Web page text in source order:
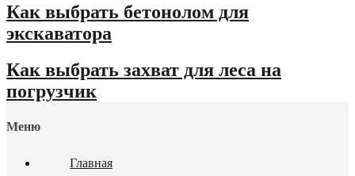
Как выбрать бетонолом для
экскаватора
Как выбрать захват для леса на
погрузчик
Меню
Главная